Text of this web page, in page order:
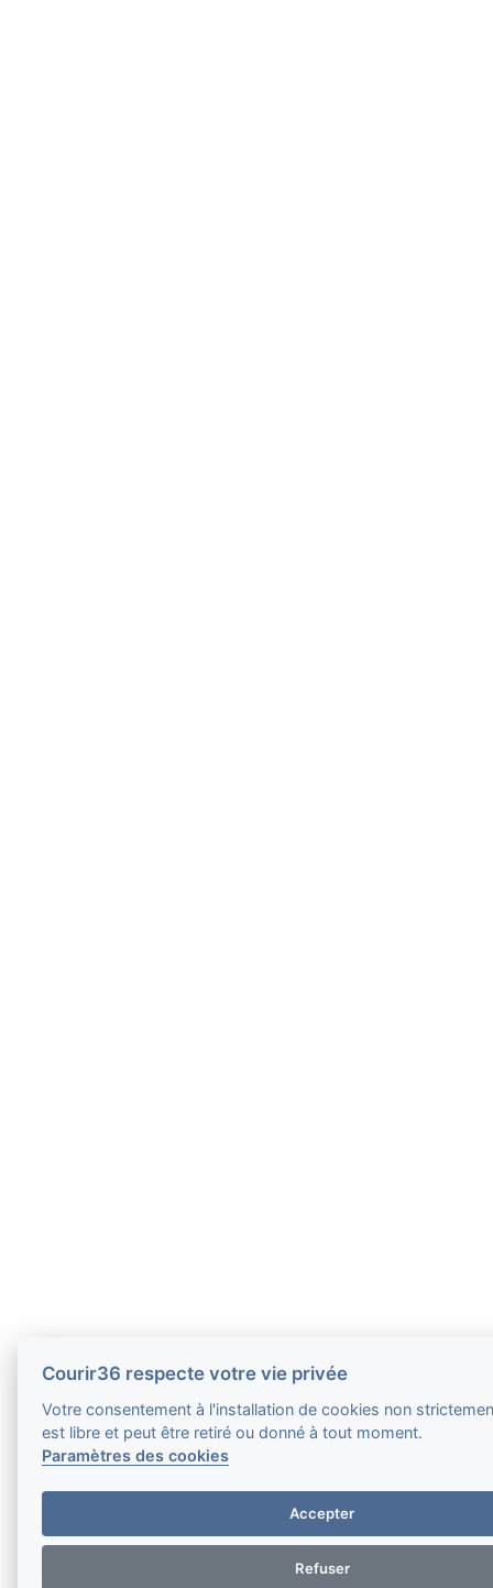
Courir36 respecte votre vie privée
Votre consentement à l'installation de cookies non
est libre et peut être retiré ou donné à tout moment.
Paramètres des cookies
Accepter
Refuser